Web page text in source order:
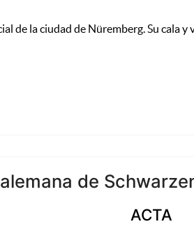
de la ciudad de Nüremberg. Su cala y
de
ACTA